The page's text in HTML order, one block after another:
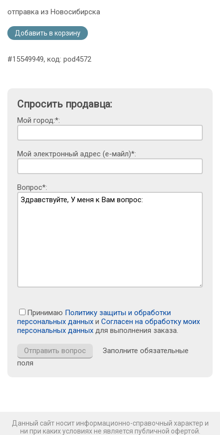
отправка из Новосибирска
Добавить в корзину
#15549949, код: pod4572
Спросить продавца:
Мой город:*:
Мой электронный адрес (е-майл)*:
Вопрос*:
Принимаю Политику защиты и обработки
персональных данных и Согласен на обработку моих
персональных данных для выполнения заказа.
Заполните обязательные
поля
Данный сайт носит информационно-справочный характер и
ни при каких условиях не является публичной офертой.